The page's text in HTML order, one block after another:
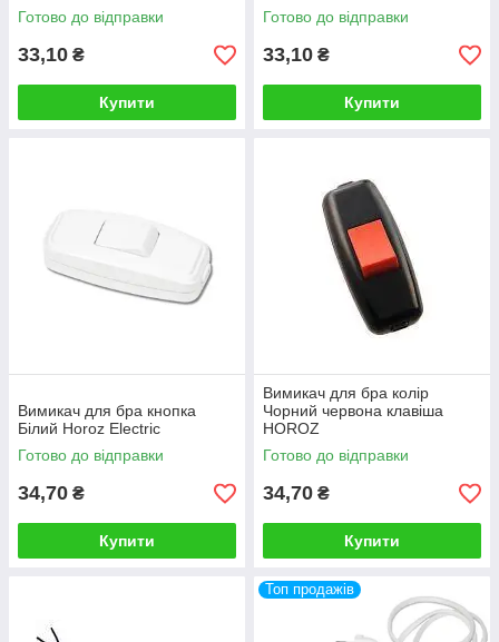
Готово до відправки
33,10 ₴
Купити
Готово до відправки
33,10 ₴
Купити
Вимикач для бра кнопка
Білий Horoz Electric
Готово до відправки
34,70 ₴
Купити
Вимикач для бра колір
Чорний червона клавіша
HOROZ
Готово до відправки
34,70 ₴
Купити
Топ продажів